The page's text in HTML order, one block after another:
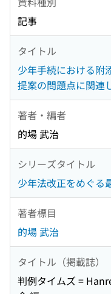
記事
タイトル
少年手続における附
提案の問題点に関連
著者・編者
的場 武治
シリーズタイトル
少年法改正をめぐる
著者標目
的場 武治
タイトル（掲載誌）
判例タイムズ =